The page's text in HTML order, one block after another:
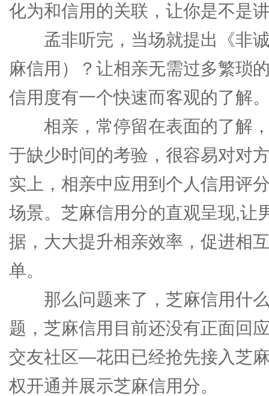
化为和信用的关联，让你是不是
孟非听完，当场就提出《非诚
麻信用）？让相亲无需过多繁琐
信用度有一个快速而客观的了解
相亲，常停留在表面的了解，
于缺少时间的考验，很容易对对
实上，相亲中应用到个人信用评
场景。芝麻信用分的直观呈现,让
据，大大提升相亲效率，促进相
单。
那么问题来了，芝麻信用什么
题，芝麻信用目前还没有正面回
交友社区—花田已经抢先接入芝
权开通并展示芝麻信用分。